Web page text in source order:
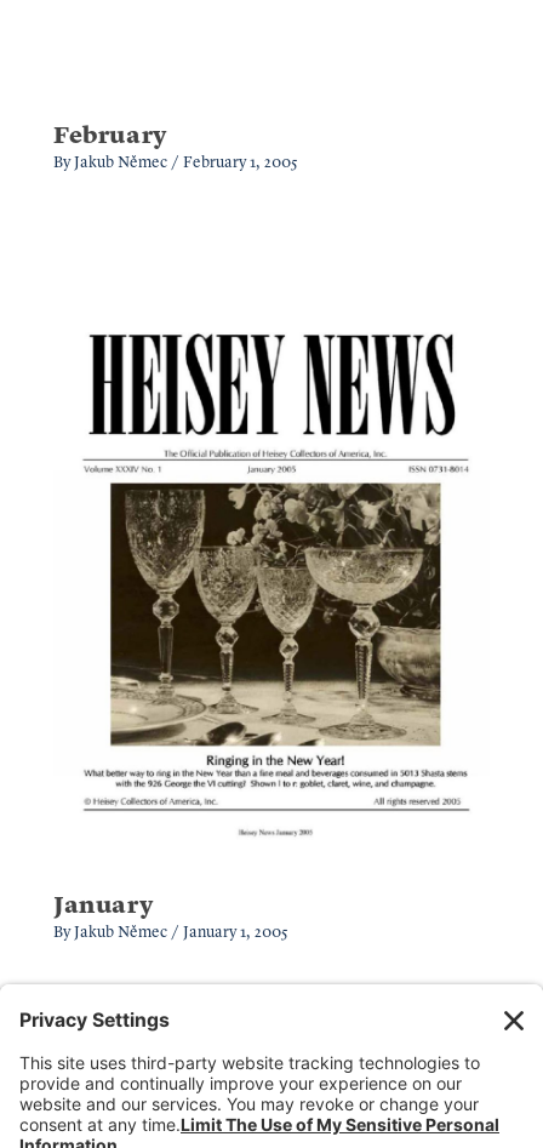
February
By Jakub Němec / February 1, 2005
January
ByJakub Němec / January 1, 2005
Donate
Dealer Directory